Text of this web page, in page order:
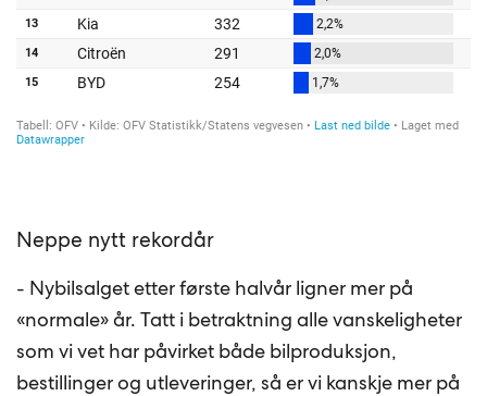
Neppe nytt rekordår
- Nybilsalget etter første halvår ligner mer på
«normale» år. Tatt i betraktning alle vanskeligheter
som vi vet har påvirket både bilproduksjon,
bestillinger og utleveringer, så er vi kanskje mer på